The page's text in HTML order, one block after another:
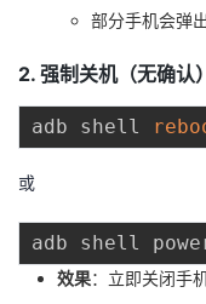
坛
圈
的
播
我
活
动
的
关
我
的
我
部分手机会弹
2. 强制关机（无确认）
adb shell
或
效果：立即关闭手